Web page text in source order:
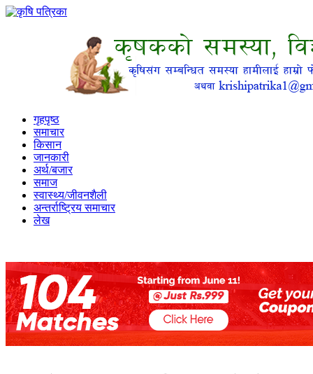
गृहपृष्ठ
समाचार
किसान
जानकारी
अर्थ/बजार
समाज
स्वास्थ्य/जीवनशैली
अन्तर्राष्ट्रिय समाचार
लेख